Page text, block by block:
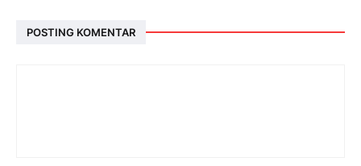
POSTING KOMENTAR